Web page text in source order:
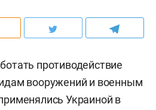
противодействие
вооружений и военным
Украиной в